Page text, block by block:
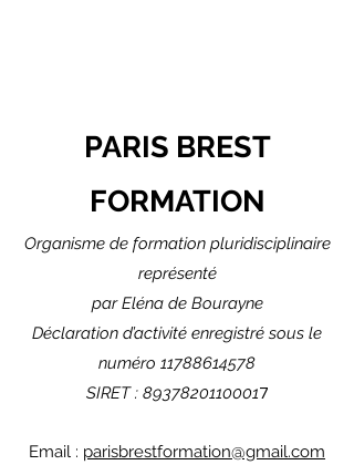
PARIS BREST
FORMATION
Organisme de formation pluridisciplinaire
représenté
par Eléna de Bourayne
Déclaration d’activité enregistré sous le
numéro 11788614578
SIRET : 89378201100017
Email : parisbrestformation@gmail.com